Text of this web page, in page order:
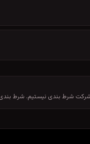
شرط بندی نیستیم. شرط